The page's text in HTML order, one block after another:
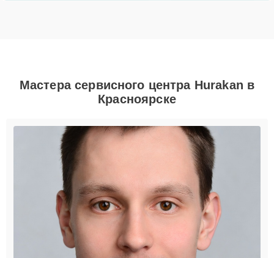
Мастера сервисного центра Hurakan в
Красноярске